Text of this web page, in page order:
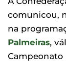
comunicou,
na
Palmeiras,
Campeonato